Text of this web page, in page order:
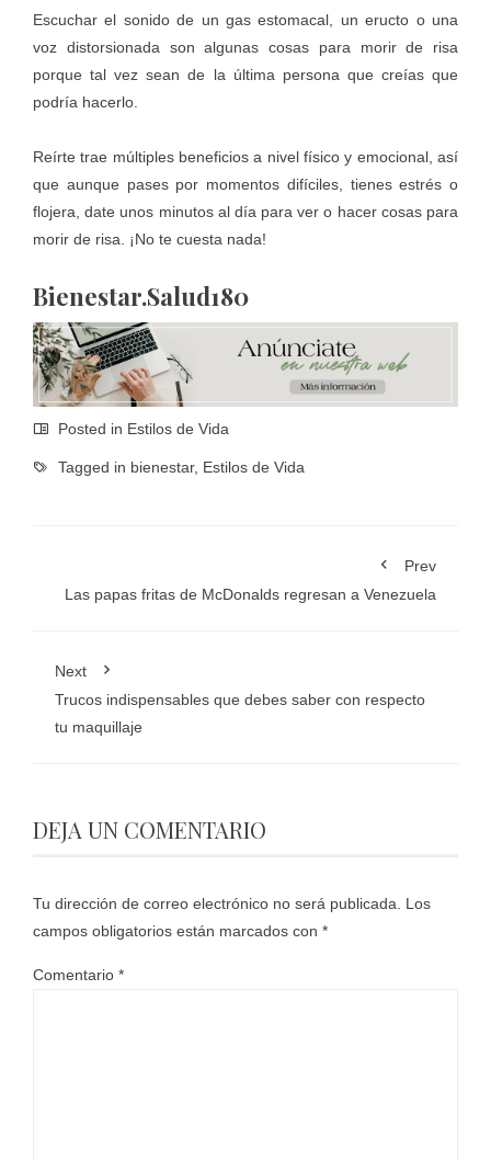
Escuchar el sonido de un gas estomacal, un eructo o una
voz distorsionada son algunas cosas para morir de risa
porque tal vez sean de la última persona que creías que
podría hacerlo.
Reírte trae múltiples beneficios a nivel físico y emocional, así
que aunque pases por momentos difíciles, tienes estrés o
flojera, date unos minutos al día para ver o hacer cosas para
morir de risa. ¡No te cuesta nada!
Bienestar.Salud180
Posted in Estilos de Vida
Tagged in bienestar, Estilos de Vida
Prev
Las papas fritas de McDonalds regresan a Venezuela
Next
Trucos indispensables que debes saber con respecto
tu maquillaje
DEJA UN COMENTARIO
Tu dirección de correo electrónico no será publicada.
Los
campos obligatorios están marcados con *
Comentario *